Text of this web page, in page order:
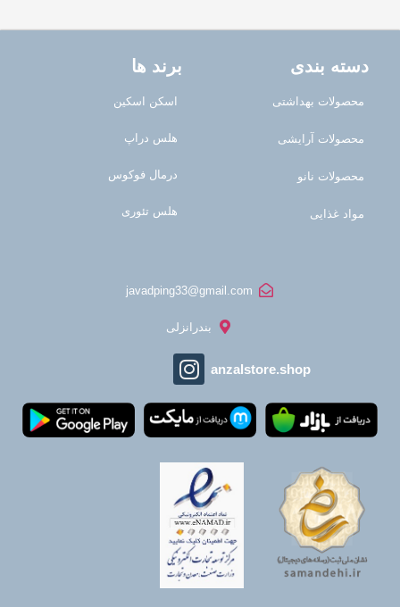
دسته بندی
محصولات بهداشتی
محصولات آرایشی
محصولات نانو
مواد غذایی
برند ها
اسکن اسکین
هلس دراپ
درمال فوکوس
هلس تئوری
javadping33@gmail.com
بندرانزلی
anzalstore.shop